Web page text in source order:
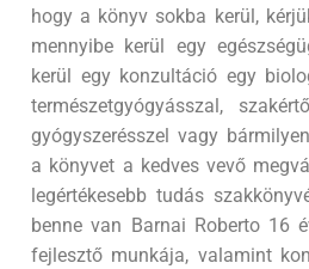
hogy a könyv sokba kerül,
mennyibe kerül egy
kerül egy konzultáció egy
természetgyógyásszal,
gyógyszerésszel vagy
a könyvet a kedves vevő
legértékesebb tudás
benne van Barnai Roberto 16
fejlesztő munkája, valamint